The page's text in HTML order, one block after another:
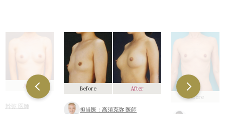
After
幹弥 医師
Before After
担当医：高須克弥 医師
Before